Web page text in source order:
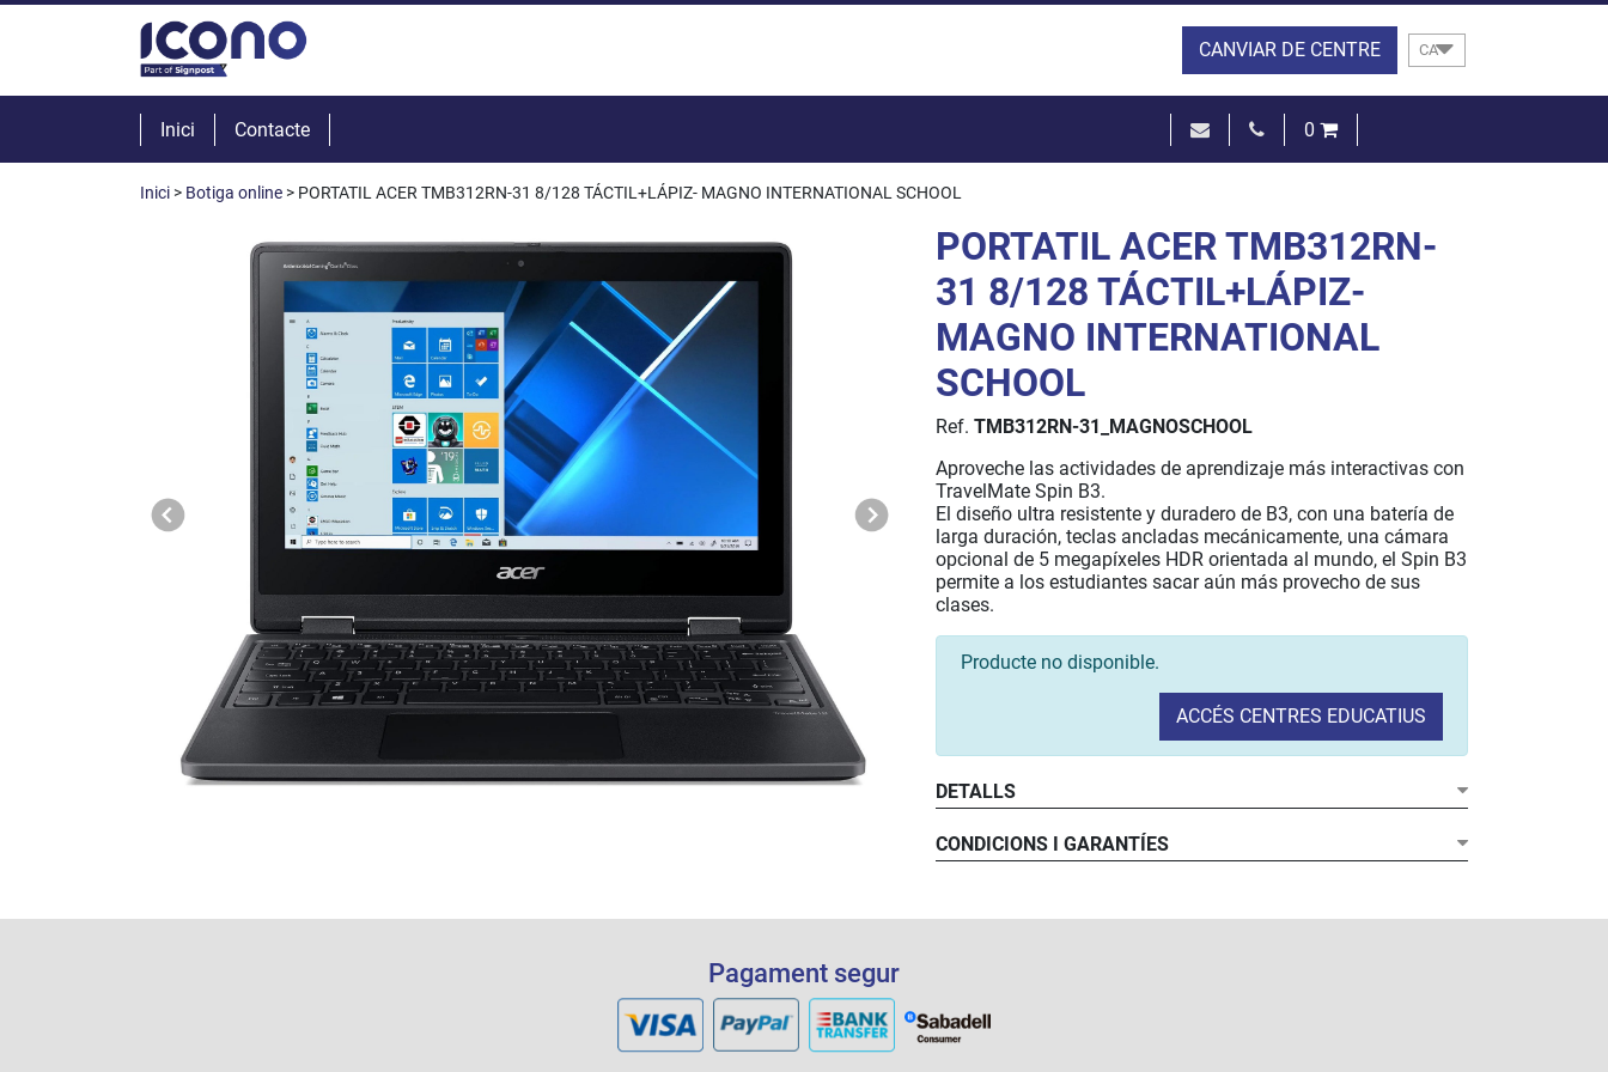
CANVIAR DE CENTRE CA
Inici Contacte
0
Inici > Botiga online > PORTATIL ACER TMB312RN-31 8/128 TÁCTIL+LÁPIZ- MAGNO INTERNATIONAL SCHOOL
PORTATIL ACER TMB312RN-
31 8/128 TÁCTIL+LÁPIZ-
MAGNO INTERNATIONAL
SCHOOL
Ref. TMB312RN-31_MAGNOSCHOOL
Aproveche las actividades de aprendizaje más interactivas con
TravelMate Spin B3.
El diseño ultra resistente y duradero de B3, con una batería de
larga duración, teclas ancladas mecánicamente, una cámara
opcional de 5 megapíxeles HDR orientada al mundo, el Spin B3
permite a los estudiantes sacar aún más provecho de sus
clases.
Producte no disponible.
ACCÉS CENTRES EDUCATIUS
DETALLS
CONDICIONS I GARANTÍES
Pagament segur